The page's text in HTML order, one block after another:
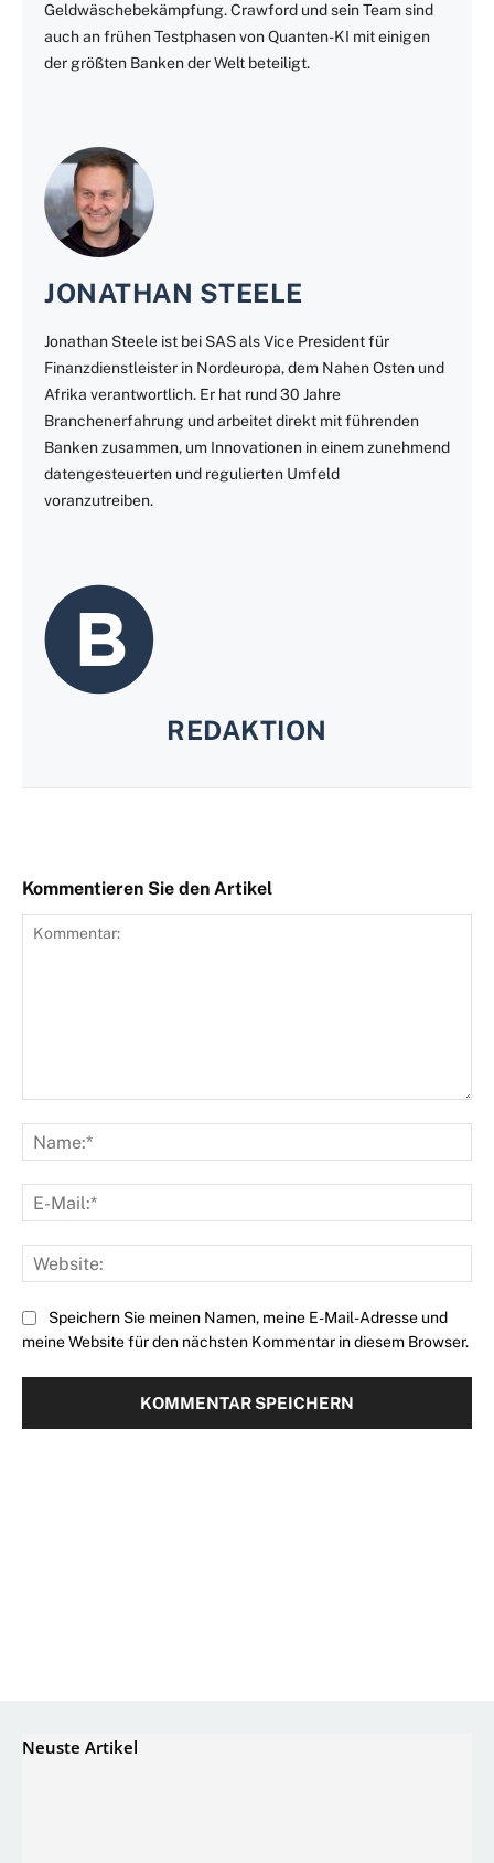
Geldwäschebekämpfung. Crawford und sein Team sind
auch an frühen Testphasen von Quanten-KI mit einigen
der größten Banken der Welt beteiligt.
JONATHAN STEELE
Jonathan Steele ist bei SAS als Vice President für
Finanzdienstleister in Nordeuropa, dem Nahen Osten und
Afrika verantwortlich. Er hat rund 30 Jahre
Branchenerfahrung und arbeitet direkt mit führenden
Banken zusammen, um Innovationen in einem zunehmend
datengesteuerten und regulierten Umfeld
voranzutreiben.
REDAKTION
Kommentieren Sie den Artikel
Speichern Sie meinen Namen, meine E-Mail-Adresse und
meine Website für den nächsten Kommentar in diesem Browser.
Neuste Artikel